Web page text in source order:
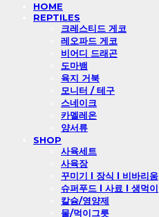
HOME
REPTILES
크레스티드 게코
레오파드 게코
비어디 드래곤
도마뱀
육지 거북
모니터 / 테구
스네이크
카멜레온
양서류
SHOP
사육세트
사육장
꾸미기 l 장식 l 비바리움
슈퍼푸드 l 사료 l 생먹이
칼슘/영양제
물/먹이그릇